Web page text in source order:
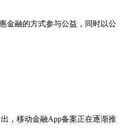
金融的方式参与公益，同时以公
，移动金融App备案正在逐渐推